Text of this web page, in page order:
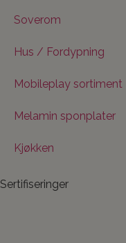
Soverom
Hus / Fordypning
Mobileplay sortiment
Melamin sponplater
Kjøkken
Sertifiseringer